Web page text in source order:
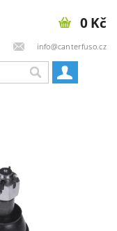
info@canterfuso.cz
0 Kč